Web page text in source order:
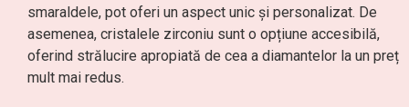
smaraldele, pot oferi un aspect unic și personalizat. De
asemenea, cristalele zirconiu sunt o opțiune accesibilă,
oferind strălucire apropiată de cea a diamantelor la un preț
mult mai redus.